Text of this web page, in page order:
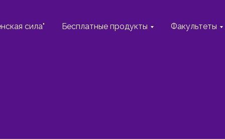
сила" Бесплатные продукты Факультеты